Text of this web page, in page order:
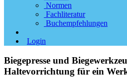
Normen
Fachliteratur
Buchempfehlungen
Login
Biegepresse und
Haltevorrichtung für ein